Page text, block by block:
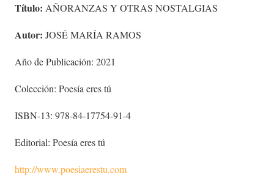
Título: AÑORANZAS Y OTRAS NOSTALGIAS
Autor: JOSÉ MARÍA RAMOS
Año de Publicación: 2021
Colección: Poesía eres tú
ISBN-13: 978-84-17754-91-4
Editorial: Poesía eres tú
http://www.poesiaerestu.com